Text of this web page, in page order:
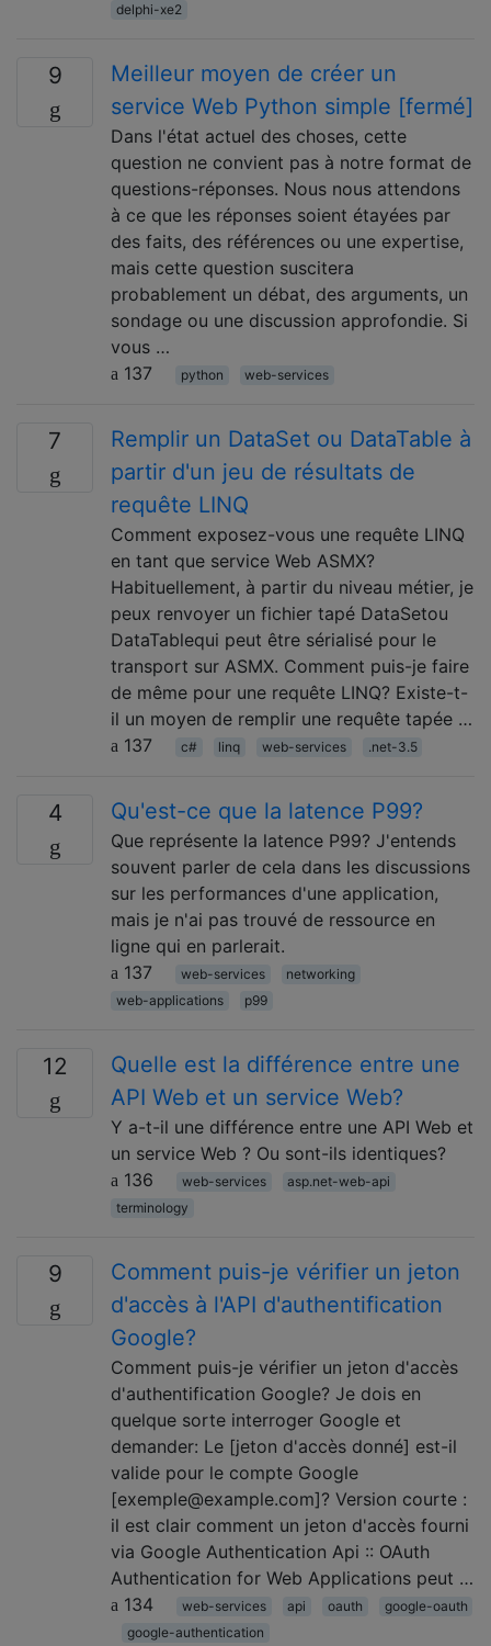
delphi-xe2
9
Meilleur moyen de créer un
service Web Python simple [fermé]
Dans l'état actuel des choses, cette
question ne convient pas à notre format de
questions-réponses. Nous nous attendons
à ce que les réponses soient étayées par
des faits, des références ou une expertise,
mais cette question suscitera
probablement un débat, des arguments, un
sondage ou une discussion approfondie. Si
vous …
137
python web-services
7
Remplir un DataSet ou DataTable à
partir d'un jeu de résultats de
requête LINQ
Comment exposez-vous une requête LINQ
en tant que service Web ASMX?
Habituellement, à partir du niveau métier, je
peux renvoyer un fichier tapé DataSetou
DataTablequi peut être sérialisé pour le
transport sur ASMX. Comment puis-je faire
de même pour une requête LINQ? Existe-t-
il un moyen de remplir une requête tapée …
137
c# linq web-services .net-3.5
4 Qu'est-ce que la latence P99?
Que représente la latence P99? J'entends
souvent parler de cela dans les discussions
sur les performances d'une application,
mais je n'ai pas trouvé de ressource en
ligne qui en parlerait.
137
web-services
networking
web-applications
p99
12
Quelle est la différence entre une
API Web et un service Web?
Y a-t-il une différence entre une API Web et
un service Web ? Ou sont-ils identiques?
136
web-services
asp.net-web-api
terminology
9
Comment puis-je vérifier un jeton
d'accès à l'API d'authentification
Google?
Comment puis-je vérifier un jeton d'accès
d'authentification Google? Je dois en
quelque sorte interroger Google et
demander: Le [jeton d'accès donné] est-il
valide pour le compte Google
[exemple@example.com]? Version courte :
il est clair comment un jeton d'accès fourni
via Google Authentication Api :: OAuth
Authentication for Web Applications peut …
134
web-services api oauth
google-oauth
google-authentication